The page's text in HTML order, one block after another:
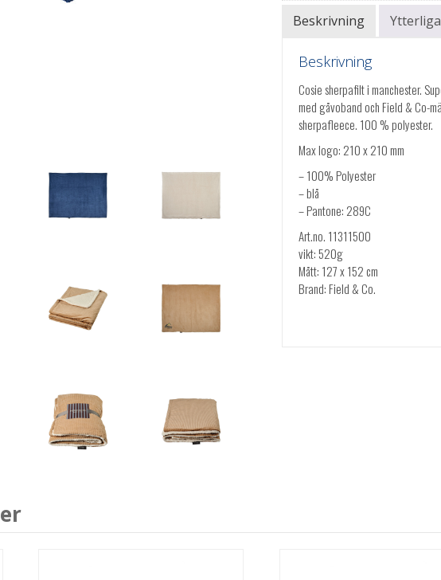
Beskrivning
Beskrivning
Cosie sherpafilt i manchester.
med gåvoband och Field & Co-
sherpafleece. 100 % polyester.
Max logo: 210 x 210 mm
– 100% Polyester
– blå
– Pantone: 289C
Art.no. 11311500
vikt: 520g
Mått: 127 x 152 cm
Brand: Field & Co.